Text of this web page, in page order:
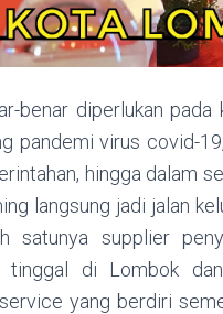
benar diperlukan
pandemi virus covid-
hingga dalam
langsung jadi jalan
satunya supplier
tinggal di Lombok
yang berdiri